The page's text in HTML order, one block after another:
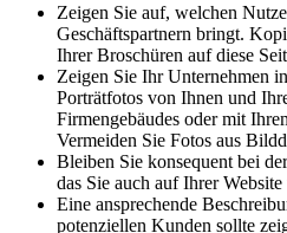
Zeigen Sie auf, welchen
Geschäftspartnern bringt.
Ihrer Broschüren auf diese
Zeigen Sie Ihr Unternehmen
Porträtfotos von Ihnen und
Firmengebäudes oder mit
Vermeiden Sie Fotos aus
Bleiben Sie konsequent bei
das Sie auch auf Ihrer
Eine ansprechende
potenziellen Kunden sollte